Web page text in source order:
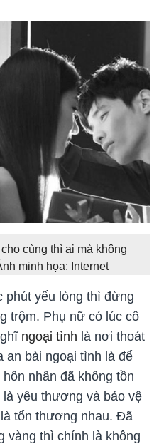
cùng thì ai mà không
minh họa: Internet
yếu lòng thì đừng
trộm. Phụ nữ có lúc cô
ngoại tình là nơi thoát
an bài ngoại tình là để
nhân đã không tồn
yêu thương và bảo vệ
tổn thương nhau. Đã
vàng thì chính là không